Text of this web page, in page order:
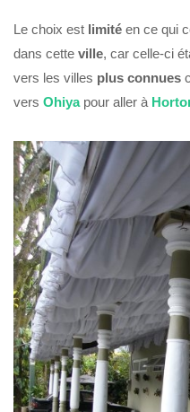
Le choix est limité en ce qui
dans cette ville, car celle-ci
vers les villes plus connues
vers Ohiya pour aller à